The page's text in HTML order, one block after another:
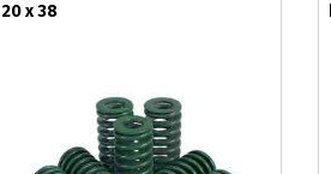
20 x 38